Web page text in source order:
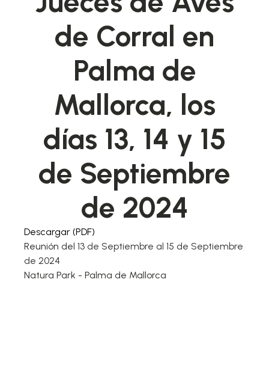
de Corral en
Palma de
Mallorca, los
días 13, 14 y 15
de Septiembre
de 2024
Descargar (PDF)
Reunión del 13 de Septiembre al 15 de Septiembre
de 2024
Natura Park - Palma de Mallorca